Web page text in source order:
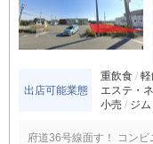
出店可能業態
重飲食
エステ・
小売
ジ
府道36号線面す！ コンビ